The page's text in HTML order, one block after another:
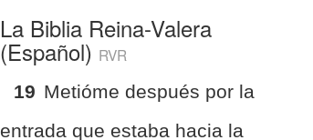
La Biblia Reina-Valera
(Español) RVR
19 Metióme después por la
entrada que estaba hacia la